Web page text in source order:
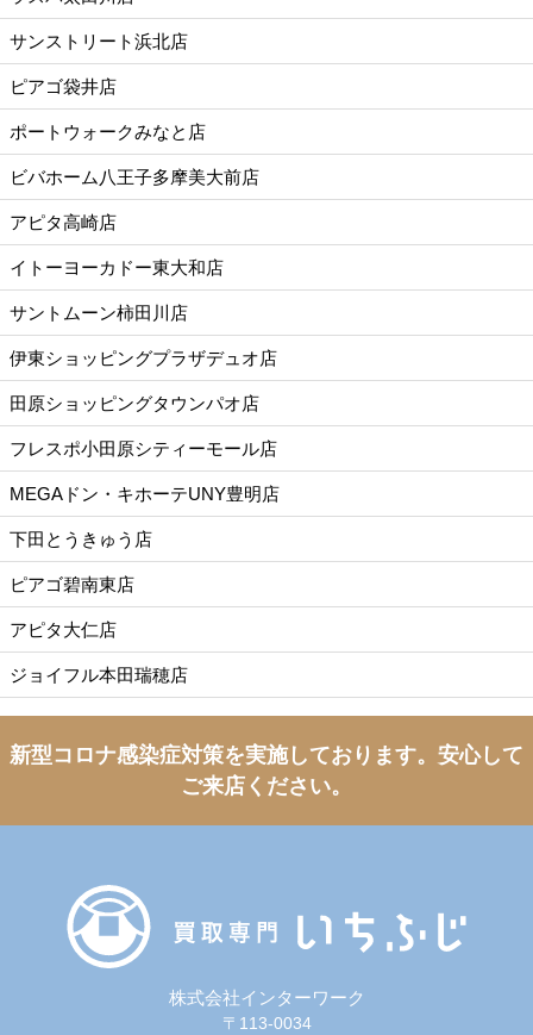
サンストリート浜北店
ピアゴ袋井店
ポートウォークみなと店
ビバホーム八王子多摩美大前店
アピタ高崎店
イトーヨーカドー東大和店
サントムーン柿田川店
伊東ショッピングプラザデュオ店
田原ショッピングタウンパオ店
フレスポ小田原シティーモール店
MEGAドン・キホーテUNY豊明店
下田とうきゅう店
ピアゴ碧南東店
アピタ大仁店
ジョイフル本田瑞穂店
新型コロナ感染症対策を実施しております。 安心して
ご来店ください。
株式会社インターワーク
〒113-0034